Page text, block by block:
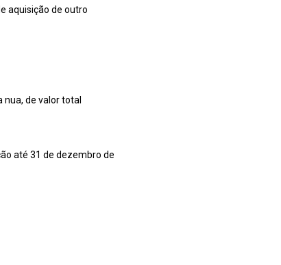
aquisição de outro
de valor total
até 31 de dezembro de